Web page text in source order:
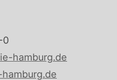
0
hamburg.de